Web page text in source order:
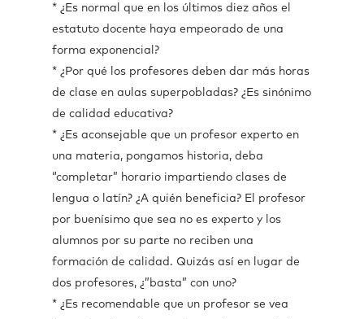
* ¿Es normal que en los últimos diez años el
estatuto docente haya empeorado de una
forma exponencial?
* ¿Por qué los profesores deben dar más horas
de clase en aulas superpobladas? ¿Es sinónimo
de calidad educativa?
* ¿Es aconsejable que un profesor experto en
una materia, pongamos historia, deba
“completar” horario impartiendo clases de
lengua o latín? ¿A quién beneficia? El profesor
por buenísimo que sea no es experto y los
alumnos por su parte no reciben una
formación de calidad. Quizás así en lugar de
dos profesores, ¿”basta” con uno?
* ¿Es recomendable que un profesor se vea